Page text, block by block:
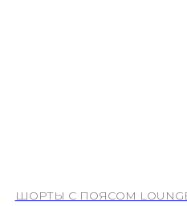
ШОРТЫ С ПОЯСОМ